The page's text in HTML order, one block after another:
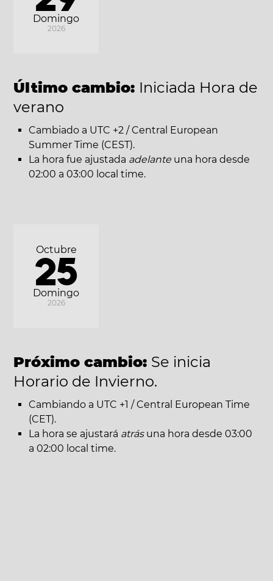
Domingo
2026
Último cambio: Iniciada Hora de
verano
Cambiado a UTC +2 / Central European
Summer Time (CEST).
La hora fue ajustada adelante una hora desde
02:00 a 03:00 local time.
Domingo
Octubre
25
2026
Próximo cambio: Se inicia
Horario de Invierno.
Cambiando a UTC +1 / Central European Time
(CET).
La hora se ajustará atrásuna hora desde 03:00
a 02:00 local time.